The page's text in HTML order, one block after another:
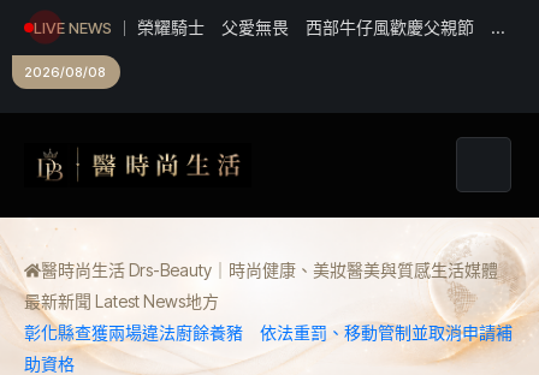
LIVE NEWS
榮耀騎士 父愛無畏 西部牛仔風歡慶父親節 模
2026/08/08
醫時尚生活 Drs-Beauty｜時尚健康、美妝醫美與質感生活媒體
最新新聞 Latest News地方
彰化縣查獲兩場違法廚餘養豬 依法重罰、移動管制並取消申請補
助資格